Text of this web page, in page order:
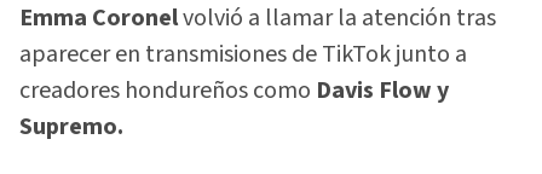
Emma Coronelvolvió a llamar la atención tras
aparecer en transmisiones de TikTok junto a
creadores hondureños como Davis Flow y
Supremo.